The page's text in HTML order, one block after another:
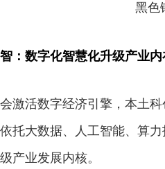
黑色
：数字化智慧化升级产业
激活数字经济引擎，本土
托大数据、人工智能、算
产业发展内核。